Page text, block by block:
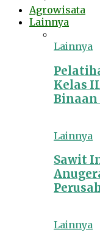
Agrowisata
Lainnya
Lainnya
Kelas
Lainnya
Sawit
Lainnya